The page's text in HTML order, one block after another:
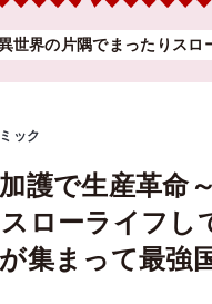
世界の片隅でまったりス
ック
護で生産革命
ローライフし
集まって最強